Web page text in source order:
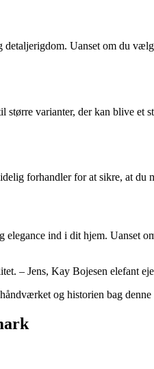
Uanset om du
varianter, der kan blive et
forhandler for at sikre, at du
ind i dit hjem. Uanset
– Jens, Kay Bojesen elefant
og historien bag